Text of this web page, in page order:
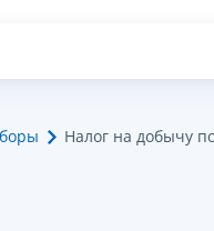
Налог на добычу